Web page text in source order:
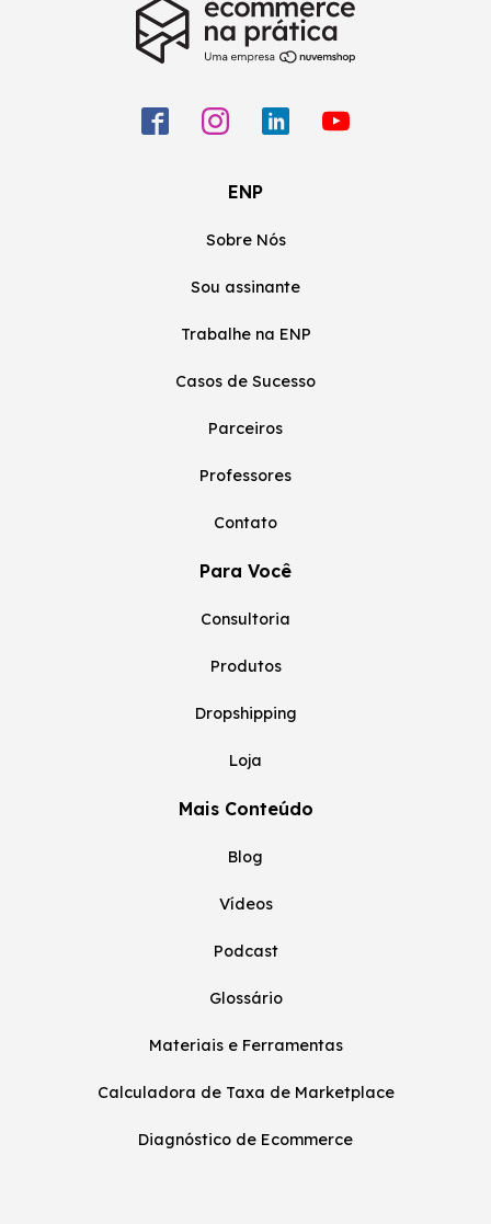
ENP
Sobre Nós
Sou assinante
Trabalhe na ENP
Casos de Sucesso
Parceiros
Professores
Contato
Para Você
Consultoria
Produtos
Dropshipping
Loja
Mais Conteúdo
Blog
Vídeos
Podcast
Glossário
Materiais e Ferramentas
Calculadora de Taxa de Marketplace
Diagnóstico de Ecommerce